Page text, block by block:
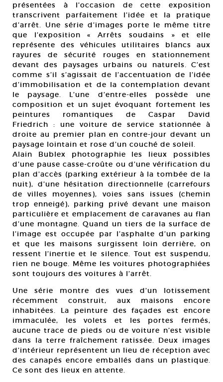
présentées à l’occasion de cette exposition
transcrivent parfaitement l’idée et la pratique
d’arrêt. Une série d’images porte le même titre
que l’exposition « Arrêts soudains » et elle
représente des véhicules utilitaires blancs aux
rayures de sécurité rouges en stationnement
devant des paysages urbains ou naturels. C’est
comme s’il s’agissait de l’accentuation de l’idée
d’immobilisation et de la contemplation devant
le paysage. L’une d’entre-elles possède une
composition et un sujet évoquant fortement les
peintures romantiques de Caspar David
Friedrich : une voiture de service stationnée à
droite au premier plan en contre-jour devant un
paysage lointain et rose d’un couché de soleil.
Alain Bublex photographie les lieux possibles
d’une pause casse-croûte ou d’une vérification du
plan d’accès (parking extérieur à la tombée de la
nuit), d’une hésitation directionnelle (carrefours
de villes moyennes), voies sans issues (chemin
trop enneigé), parking privé devant une maison
particulière et emplacement de caravanes au flan
d’une montagne. Quand un tiers de la surface de
l’image est occupée par l’asphalte d’un parking
et que les maisons surgissent loin derrière, on
ressent l’inertie et le silence. Tout est suspendu,
rien ne bouge. Même les voitures photographiées
sont toujours des voitures à l’arrêt.
Une série montre des vues d’un lotissement
récemment construit, aux maisons encore
inhabitées. La peinture des façades est encore
immaculée, les volets et les portes fermés,
aucune trace de pieds ou de voiture n’est visible
dans la terre fraîchement ratissée. Deux images
d’intérieur représentent un lieu de réception avec
des canapés encore emballés dans un plastique.
Ce sont des lieux en attente.